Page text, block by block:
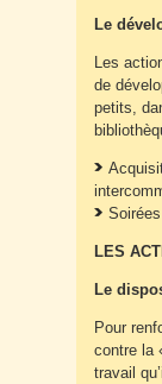
Le
Les
de
petits,
LES
Le
Pour
contre la
travail